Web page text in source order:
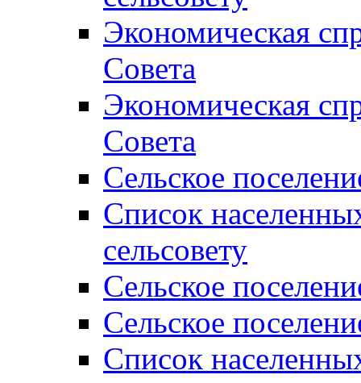
Экономическая
Совета
Экономическая
Совета
Сельское
Список
сельсовету
Сельское
Сельское
Список